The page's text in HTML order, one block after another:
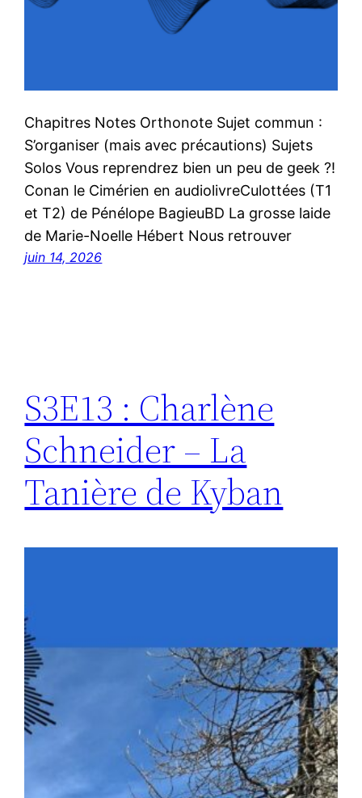
Chapitres Notes Orthonote Sujet commun :
S’organiser (mais avec précautions) Sujets
Solos Vous reprendrez bien un peu de geek ?!
Conan le Cimérien en audiolivreCulottées (T1
et T2) de Pénélope BagieuBD La grosse laide
de Marie-Noelle Hébert Nous retrouver
juin 14, 2026
S3E13 : Charlène
Schneider – La
Tanière de Kyban